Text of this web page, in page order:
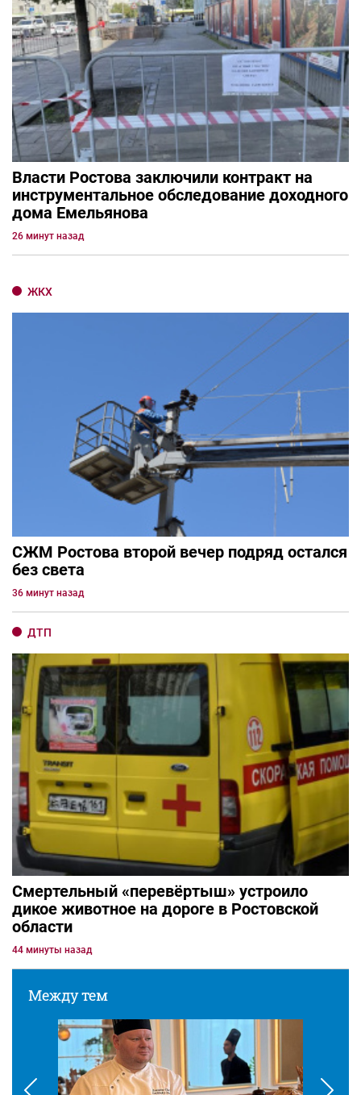
Власти Ростова заключили контракт на
инструментальное обследование доходного
дома Емельянова
26 минут назад
ЖКХ
СЖМ Ростова второй вечер подряд остался
без света
36 минут назад
ДТП
Смертельный «перевёртыш» устроило
дикое животное на дороге в Ростовской
области
44 минуты назад
Между тем